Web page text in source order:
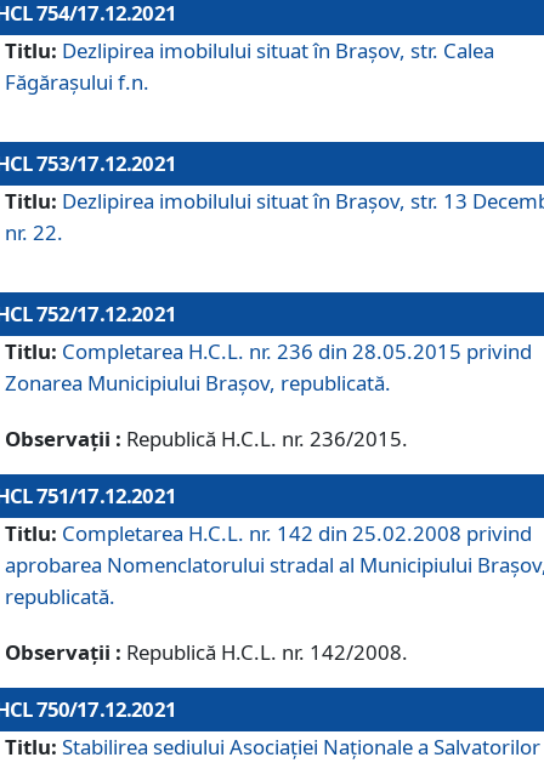
754/17.12.2021
Titlu: Dezlipirea imobilului situat în Brașov, str. Calea
Făgărașului f.n.
753/17.12.2021
Titlu: Dezlipirea imobilului situat în Brașov, str. 13
nr. 22.
752/17.12.2021
Titlu: Completarea H.C.L. nr. 236 din 28.05.2015 privind
Zonarea Municipiului Braşov, republicată.
Observații : Republică H.C.L. nr. 236/2015.
751/17.12.2021
Titlu: Completarea H.C.L. nr. 142 din 25.02.2008 privind
aprobarea Nomenclatorului stradal al Municipiului
republicată.
Observații : Republică H.C.L. nr. 142/2008.
750/17.12.2021
Titlu: Stabilirea sediului Asociației Naționale a Salvatorilor